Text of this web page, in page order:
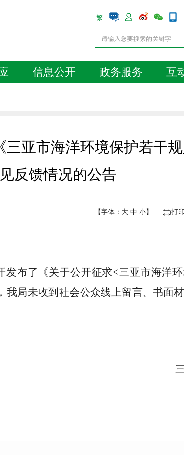
繁
信息公开 政务服务 互
亚市海洋环境保护若干
反馈情况的公告
【字体： 大 中 小】 打印
发布了《关于公开征求<三亚市海洋
我局未收到 社会公众线上留言、书面
2026